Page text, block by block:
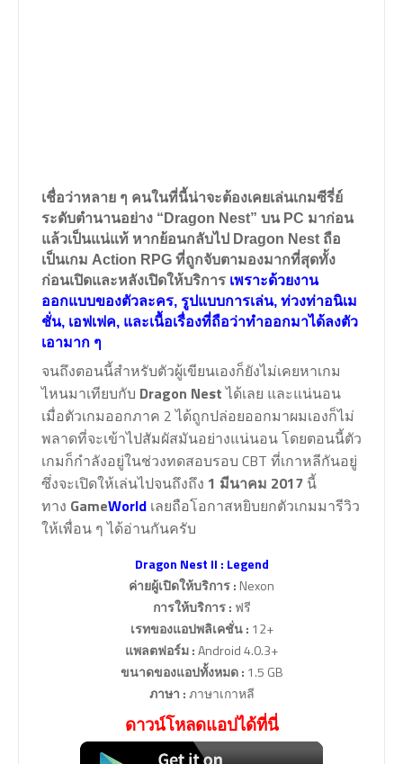
เชื่อว่าหลาย ๆ คนในที่นี้น่าจะต้องเคยเล่นเกมซีรี่ย์
ระดับตำนานอย่าง “Dragon Nest” บน PC มาก่อน
แล้วเป็นแน่แท้ หากย้อนกลับไป Dragon Nest ถือ
เป็นเกม Action RPG ที่ถูกจับตามองมากที่สุดทั้ง
ก่อนเปิดและหลังเปิดให้บริการ เพราะด้วยงาน
ออกแบบของตัวละคร, รูปแบบการเล่น, ท่วงท่าอนิเม
ชั่น, เอฟเฟค, และเนื้อเรื่องที่ถือว่าทำออกมาได้ลงตัว
เอามาก ๆ
จนถึงตอนนี้สำหรับตัวผู้เขียนเองก็ยังไม่เคยหาเกม
ไหนมาเทียบกับ Dragon Nestได้เลย และแน่นอน
เมื่อตัวเกมออกภาค 2 ได้ถูกปล่อยออกมาผมเองก็ไม่
พลาดที่จะเข้าไปสัมผัสมันอย่างแน่นอน โดยตอนนี้ตัว
เกมก็กำลังอยู่ในช่วงทดสอบรอบ CBT ที่เกาหลีกันอยู่
ซึ่งจะเปิดให้เล่นไปจนถึงถึง 1 มีนาคม 2017 นี้
ทาง GameWorld เลยถือโอกาสหยิบยกตัวเกมมารีวิว
ให้เพื่อน ๆ ได้อ่านกันครับ
Dragon Nest II : Legend
ค่ายผู้เปิดให้บริการ: Nexon
การให้บริการ: ฟรี
เรทของแอปพลิเคชั่น: 12+
แพลตฟอร์ม:Android 4.0.3+
ขนาดของแอปทั้งหมด: 1.5 GB
ภาษา :ภาษาเกาหลี
ดาวน์โหลดแอปได้ที่นี่